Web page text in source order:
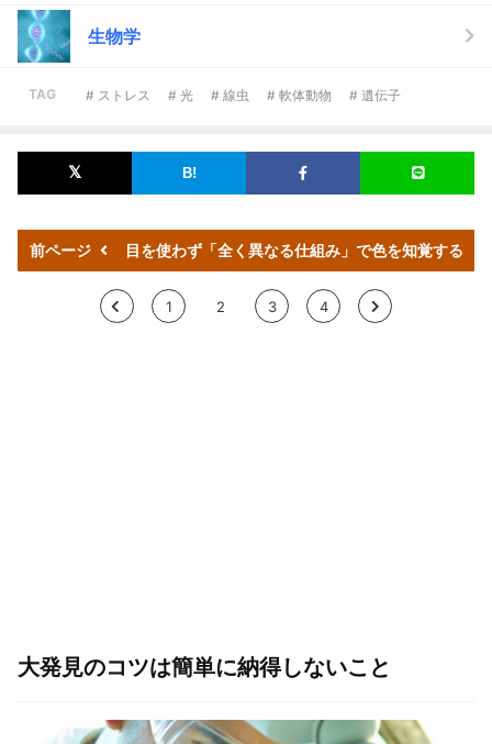
生物学
TAG # ストレス # 光 # 線虫 # 軟体動物 # 遺伝子
前ページ 目を使わず「全く異なる仕組み」で色を知覚する
< 1 2 3 4 >
大発見のコツは簡単に納得しないこと